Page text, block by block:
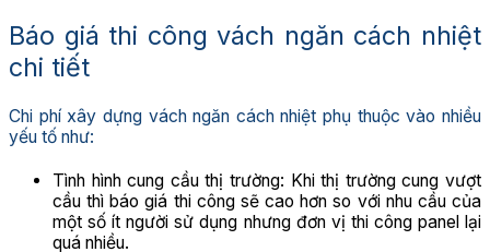
Báo giá thi công vách ngăn cách nhiệt
chi tiết
Chi phí xây dựng vách ngăn cách nhiệt phụ thuộc vào nhiều
yếu tố như:
Tình hình cung cầu thị trường: Khi thị trường cung vượt
cầu thì báo giá thi công sẽ cao hơn so với nhu cầu của
một số ít người sử dụng nhưng đơn vị thi công panel lại
quá nhiều.